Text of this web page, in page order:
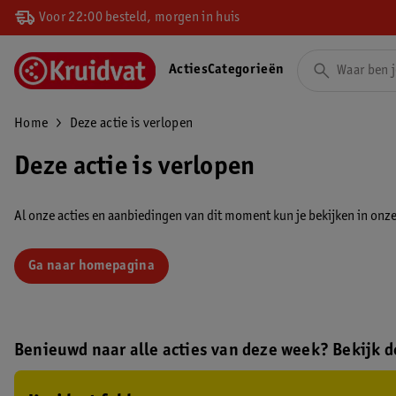
Voor 22:00 besteld, morgen in huis
ActiesCategorieën
Home Deze actie is verlopen
Deze actie is verlopen
Al onze acties en aanbiedingen van dit moment kun je bekijken in
Ga naar homepagina
Benieuwd naar alle acties van deze week? Bekijk